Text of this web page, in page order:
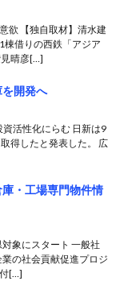
欲 【独自取材】清水建
棟借りの西鉄「アジア
見晴彦[…]
開発へ
活性化にらむ 日新は9
得したと発表した。 広
・工場専門物件情
象にスタート 一般社
の社会貢献促進プロジ
[…]